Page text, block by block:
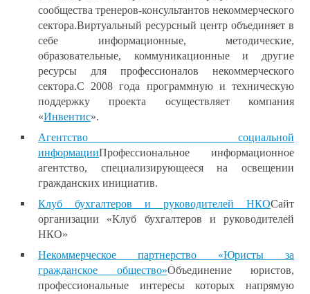
сообщества тренеров-консультантов некоммерческого
сектора.Виртуальный ресурсный центр объединяет в
себе информационные, методические,
образовательные, коммуникационные и другие
ресурсы для профессионалов некоммерческого
сектора.С 2008 года программную и техническую
поддержку проекта осуществляет компания
«Инвентис».
Агентство социальной
информацииПрофессиональное информационное
агентство, специализирующееся на освещении
гражданских инициатив.
Клуб бухгалтеров и руководителей НКОСайт
организации «Клуб бухгалтеров и руководителей
НКО»
Некоммерческое партнерство «Юристы за
гражданское общество»Объединение юристов,
профессиональные интересы которых напрямую